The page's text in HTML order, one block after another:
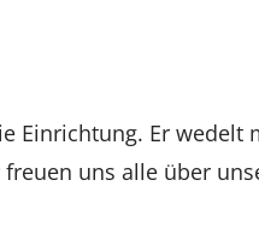
Einrichtung. Er wedelt
uns alle über